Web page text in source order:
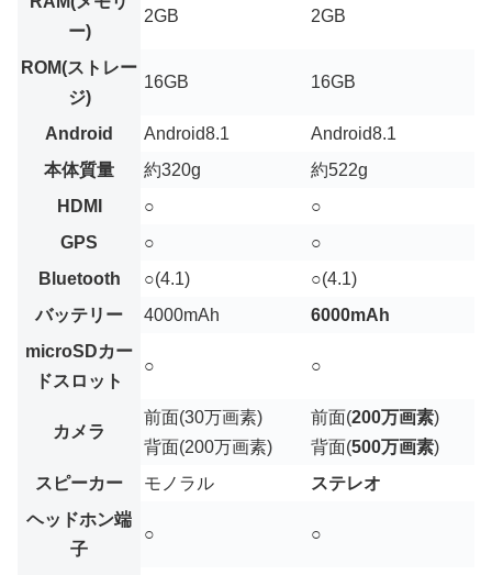
ー)
2GB 2GB
ROM(ストレー
ジ)
16GB 16GB
Android Android8.1
Android8.1
本体質量
約320g
約522g
HDMI
○
○
GPS
○
○
Bluetooth
○(4.1)
○(4.1)
バッテリー
4000mAh
6000mAh
microSDカー
ドスロット
○ ○
カメラ
前面(30万画素)
背面(200万画素)
前面(200万画素)
背面(500万画素)
スピーカー
モノラル
ステレオ
ヘッドホン端
子
○ ○